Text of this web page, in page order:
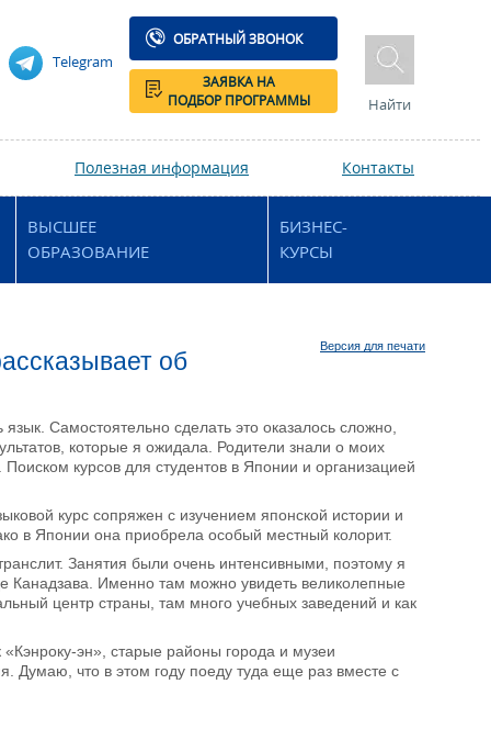
Telegram
ОБРАТНЫЙ ЗВОНОК
ЗАЯВКА НА
ПОДБОР ПРОГРАММЫ
Найти
Полезная информация Контакты
ВЫСШЕЕ
ОБРАЗОВАНИЕ
БИЗНЕС-
КУРСЫ
Версия для печати
об
Самостоятельно сделать это оказалось сложно,
которые я ожидала. Родители знали о моих
курсов для студентов в Японии и организацией
курс сопряжен с изучением японской истории и
в Японии она приобрела особый местный колорит.
Занятия были очень интенсивными, поэтому я
Канадзава. Именно там можно увидеть великолепные
центр страны, там много учебных заведений и как
эн», старые районы города и музеи
Думаю, что в этом году поеду туда еще раз вместе с